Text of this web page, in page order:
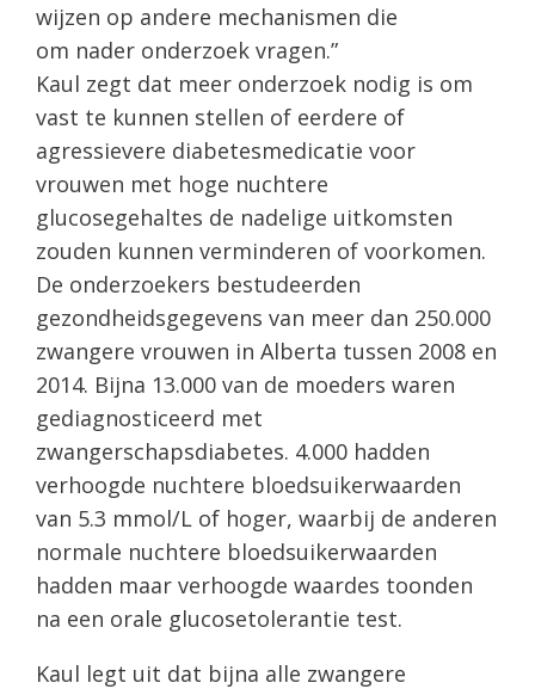
wijzen op andere mechanismen die
om nader onderzoek vragen.”
Kaul zegt dat meer onderzoek nodig is om
vast te kunnen stellen of eerdere of
agressievere diabetesmedicatie voor
vrouwen met hoge nuchtere
glucosegehaltes de nadelige uitkomsten
zouden kunnen verminderen of voorkomen.
De onderzoekers bestudeerden
gezondheidsgegevens van meer dan 250.000
zwangere vrouwen in Alberta tussen 2008 en
2014. Bijna 13.000 van de moeders waren
gediagnosticeerd met
zwangerschapsdiabetes. 4.000 hadden
verhoogde nuchtere bloedsuikerwaarden
van 5.3 mmol/L of hoger, waarbij de anderen
normale nuchtere bloedsuikerwaarden
hadden maar verhoogde waardes toonden
na een orale glucosetolerantie test.
Kaul legt uit dat bijna alle zwangere